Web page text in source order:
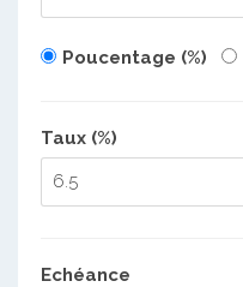
Poucentage (%)
Taux (%)
Echéance